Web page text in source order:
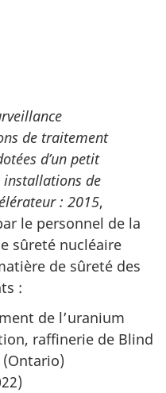
de traitement
d’un petit
installations de
: 2015,
le personnel de la
sûreté nucléaire
de sûreté des
:
de l’uranium
raffinerie de Blind
(Ontario)